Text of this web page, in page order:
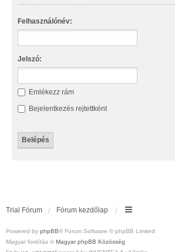
Felhasználónév:
Jelszó:
Emlékezz rám
Bejelentkezés rejtettként
Trial Fórum Fórum kezdőlap
Powered by phpBB® Forum Software © phpBB Limited
Magyar fordítás © Magyar phpBB Közösség